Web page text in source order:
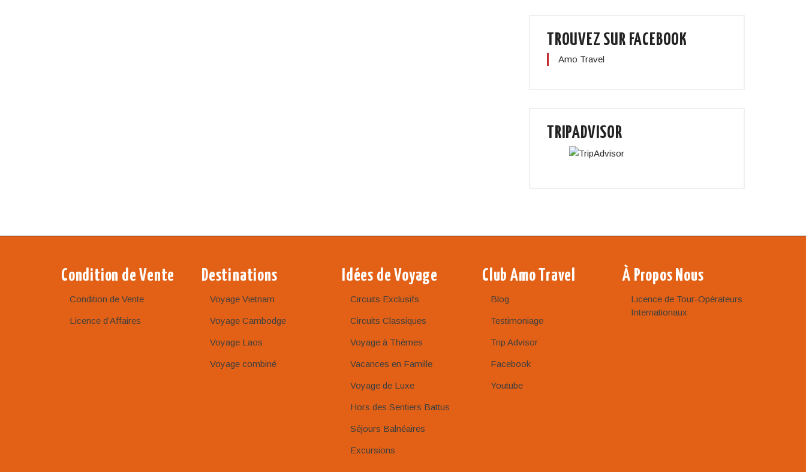
TROUVEZ SUR FACEBOOK
Amo Travel
TRIPADVISOR
Condition de Vente
Condition de Vente
Licence d’Affaires
Destinations
Voyage Vietnam
Voyage Cambodge
Voyage Laos
Voyage combiné
Idées de Voyage
Circuits Exclusifs
Circuits Classiques
Voyage à Thèmes
Vacances en Famille
Voyage de Luxe
Hors des Sentiers Battus
Séjours Balnéaires
Excursions
Club Amo Travel
Blog
Testimoniage
Trip Advisor
Facebook
Youtube
À Propos Nous
Licence de Tour-Opérateurs
Internationaux